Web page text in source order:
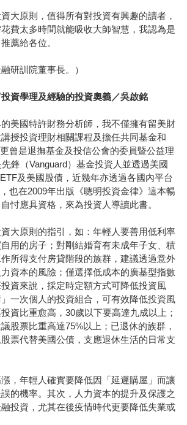
大原則，值得所有對投資有興趣的讀者，
費太多時間就能吸收大師智慧，我認為是
薦給各位。
研訓院董事長。）
投資學理及經驗的投資奧義／吳啟銘
美國特許財務分析師，我不僅擁有留美財
授投資理財相關課程及擔任共同基金和
曾是退撫基金及投信公會的委員暨公益理
鋒（Vanguard）基金投資人並透過美國
及美國股債，近幾年亦透過各國內平台
也在2009年出版《聰明投資金律》這本暢
忖應具資格，來為投資人導讀此書。
大原則的指引，如：年輕人要善用低利率
用的房子；對剛結婚育有未成年子女、積
所得支付房貸階段的族群，建議透過意外
資本的風險；僅選擇低成本的廣基型指數
資來說，採定時定額方式可降低投資風
一次個人的投資組合，可有效降低投資風
資比重愈高，30歲以下要高達九成以上；
股票比重高達75%以上；已退休的族群，
票代替美國公債，支應退休生活的日常支
，年輕人確實要降低因「延遲購屋」而讓
的機率。其次，人力資本的提升及保護之
投資，尤其在後疫情時代更要降低失業或